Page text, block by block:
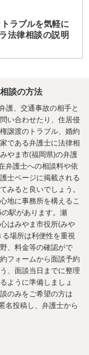
ラブルを気軽に
法律相談の説明
談の方法
護、交通事故の相手と
い合わせたり、住居侵
譲渡のトラブル、婚約
である弁護士に法律相
やま市(福岡県)の弁護
弁護士への相談料や依
士ページに掲載される
みると良いでしょう。
地に事務所を構えるこ
駅があります。瀬
はみやま市役所(みや
場所は利便性を重視
、料金等の確認がで
フォームから面談予約
、面談当日までに整理
ように準備しましょ
のみをご希望の方は
名投稿し、弁護士から